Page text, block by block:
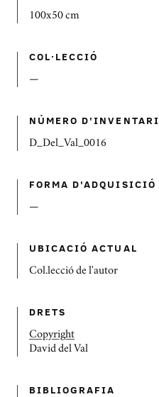
100x50 cm
COL·LECCIÓ
—
NÚMERO D'INVENTARI
D_Del_Val_0016
FORMA D'ADQUISICIÓ
—
UBICACIÓ ACTUAL
Col.lecció de l'autor
DRETS
Copyright
David del Val
BIBLIOGRAFIA